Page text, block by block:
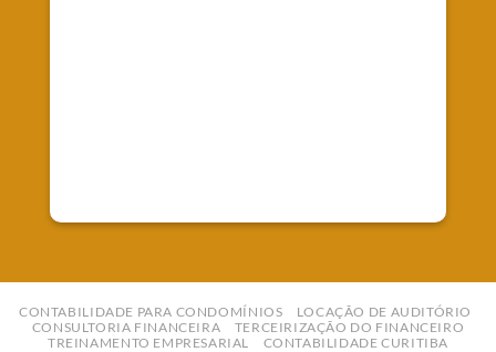
CONTABILIDADE PARA CONDOMÍNIOS
LOCAÇÃO DE AUDITÓRIO
CONSULTORIA FINANCEIRA
TERCEIRIZAÇÃO DO FINANCEIRO
TREINAMENTO EMPRESARIAL
CONTABILIDADE CURITIBA